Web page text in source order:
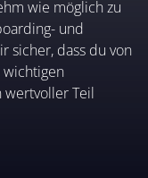
wie möglich zu
und
sicher, dass du von
wichtigen
Teil